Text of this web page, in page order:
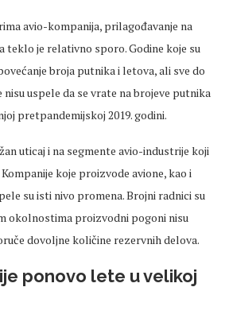
avio-kompanija, prilagođavanje na
teklo je relativno sporo. Godine koje su
broja putnika i letova, ali sve do
nisu uspele da se vrate na brojeve putnika
pretpandemijskoj 2019. godini.
uticaj i na segmente avio-industrije koji
koje proizvode avione, kao i
su isti nivo promena. Brojni radnici su
okolnostima proizvodni pogoni nisu
dovoljne količine rezervnih delova.
ponovo lete u velikoj